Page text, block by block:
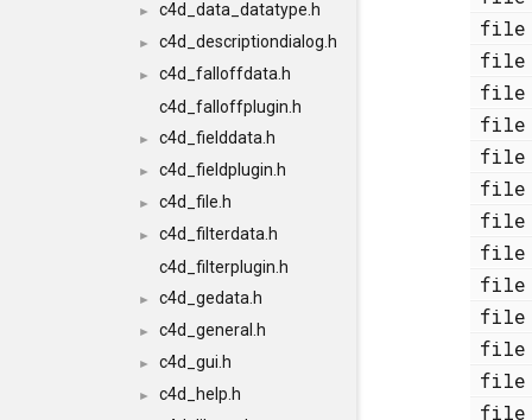
► c4d_data_datatype.h
► c4d_descriptiondialog.h
►
c4d_falloffdata.h
c4d_falloffplugin.h
► c4d_fielddata.h
► c4d_fieldplugin.h
► c4d_file.h
►
c4d_filterdata.h
c4d_filterplugin.h
► c4d_gedata.h
► c4d_general.h
► c4d_gui.h
►
c4d_help.h